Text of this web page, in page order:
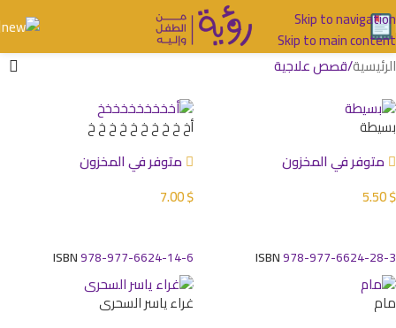
Skip to navigation
Skip to main content
الرئيسية قصص علاجية
بسيطة
متوفر في المخزون
5.50$
ISBN978-977-6624-28-3
أخ خ خ خ خ خ خ خ خ خ
متوفر في المخزون
7.00$
ISBN978-977-6624-14-6
مام
غراء ياسر السحري